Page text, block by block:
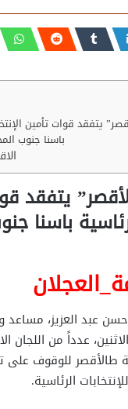
باسنا جنوب
يتفقد
باسنا
عبد العزيز، مساعد
عدداً من اللجان
للوقوف على
الرئاسية.